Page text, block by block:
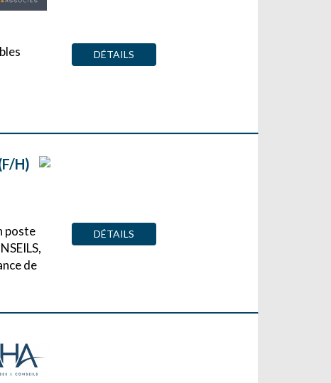
DÉTAILS
H)
poste
de
DÉTAILS